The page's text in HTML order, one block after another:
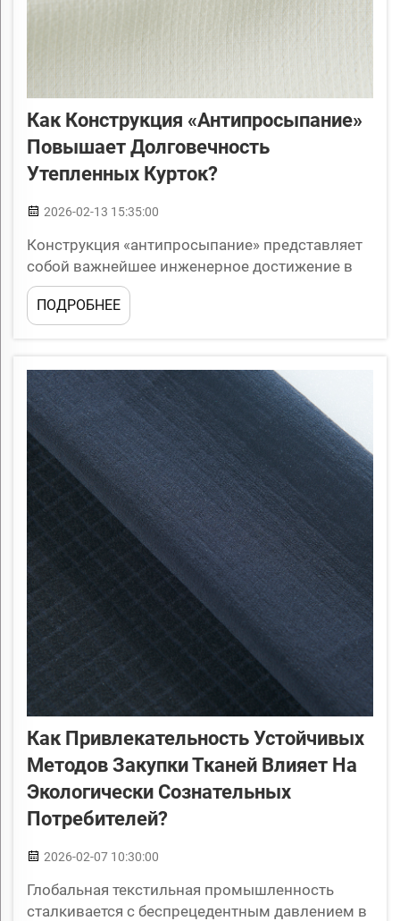
Как Конструкция «антипросыпание»
Повышает Долговечность
Утепленных Курток?
2026-02-13 15:35:00
Конструкция «антипросыпание» представляет
собой важнейшее инженерное достижение в
современном производстве верхней одежды и
кардинально меняет то, как утепленные куртки
сохраняют свои теплозащитные свойства с
текстильная технология создает непр...
ПОДРОБНЕЕ
Как Привлекательность Устойчивых
Методов Закупки Тканей Влияет На
Экологически Сознательных
Потребителей?
2026-02-07 10:30:00
Глобальная текстильная промышленность
сталкивается с беспрецедентным давлением в